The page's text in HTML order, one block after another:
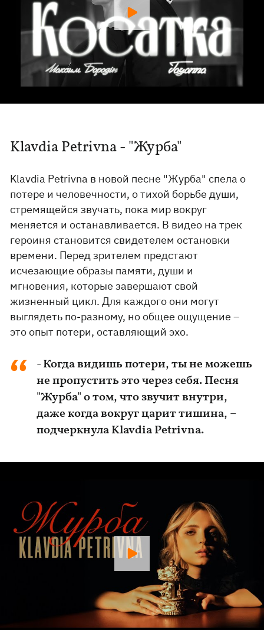
Klavdia Petrivna - "Журба"
Klavdia Petrivna в новой песне "Журба" спела о
потере и человечности, о тихой борьбе души,
стремящейся звучать, пока мир вокруг
меняется и останавливается. В видео на трек
героиня становится свидетелем остановки
времени. Перед зрителем предстают
исчезающие образы памяти, души и
мгновения, которые завершают свой
жизненный цикл. Для каждого они могут
выглядеть по-разному, но общее ощущение –
это опыт потери, оставляющий эхо.
- Когда видишь потери, ты не можешь
не пропустить это через себя. Песня
"Журба" о том, что звучит внутри,
даже когда вокруг царит тишина, –
подчеркнула Klavdia Petrivna.